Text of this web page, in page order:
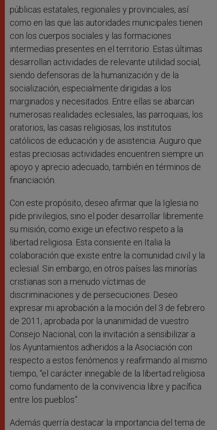
públicas estatales, regionales y provinciales, así
como en las que las autoridades municipales tienen
con los cuerpos sociales y las formaciones
intermedias presentes en el territorio. Estas últimas
desarrollan actividades de relevante utilidad social,
siendo defensoras de la humanización y de la
socialización, especialmente dirigidas a los
marginados y necesitados. Entre ellas se abarcan
numerosas realidades eclesiales, las parroquias, los
oratorios, las casas religiosas, los institutos
católicos de educación y de asistencia. Auguro que
estas preciosas actividades encuentren siempre un
apoyo y aprecio adecuado, también en términos de
financiación.
Con este propósito, deseo afirmar que la Iglesia no
pide privilegios, sino el poder desarrollar libremente
su misión, como exige un efectivo respeto a la
libertad religiosa. Esta consiente en Italia la
colaboración que existe entre la comunidad civil y la
eclesial. Sin embargo, en otros países las minorías
cristianas son a menudo víctimas de
discriminaciones y de persecuciones. Deseo
expresar mi aprobación a la moción del 3 de febrero
de 2011, aprobada por la unanimidad de vuestro
Consejo Nacional, con la invitación a sensibilizar a
los Ayuntamientos adheridos a la Asociación con
respecto a estos fenómenos y reafirmando al mismo
tiempo, “el carácter innegable de la libertad religiosa
como fundamento de la convivencia libre y pacífica
entre los pueblos”.
Además querría destacar la importancia del tema de